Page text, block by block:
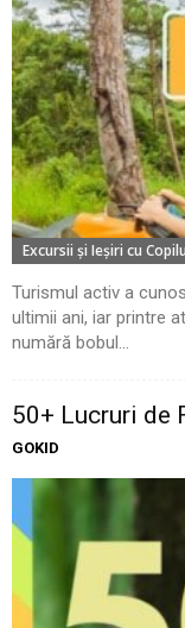
Excursii şi Ieşiri cu
Turismul activ a
ultimii ani, iar printre
numără bobul...
50+ Lucruri de
GOKID